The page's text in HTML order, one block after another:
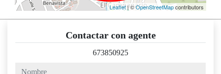
Leaflet| ©OpenStreetMapcontributors
Contactar con agente
673850925
nombre